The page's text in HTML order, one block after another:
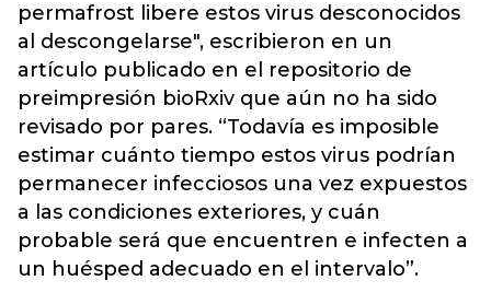
permafrost libere estos virus desconocidos
al descongelarse", escribieron en un
artículo publicado en el repositorio de
preimpresión bioRxiv que aún no ha sido
revisado por pares. “Todavía es imposible
estimar cuánto tiempo estos virus podrían
permanecer infecciosos una vez expuestos
a las condiciones exteriores, y cuán
probable será que encuentren e infecten a
un huésped adecuado en el intervalo”.